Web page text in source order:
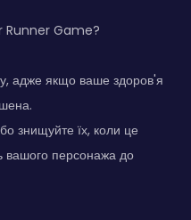
Runner Game?
адже якщо ваше здоров'я
знищуйте їх, коли це
вашого персонажа до